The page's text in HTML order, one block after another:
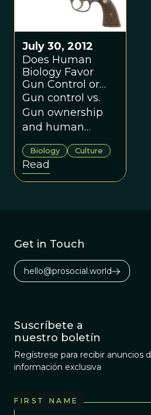
July 30, 2012
Does Human
Biology Favor
Gun Control or
Gun Ownership?
Gun control vs.
Gun ownership
and human
nature.
Biology Culture
Read
Get in Touch
hello@prosocial.world
Suscríbete a
nuestro boletín
Regístrese para recibir anuncios
información exclusiva
FIRST NAME